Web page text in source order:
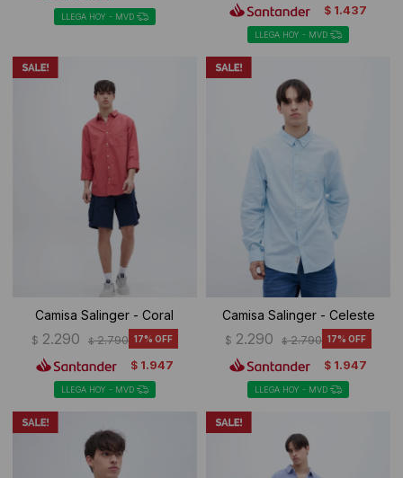
LLEGA HOY - MVD $ 1.437
LLEGA HOY - MVD
Camisa Salinger - Coral
$ 2.290 $ 2.790 17
$ 1.947
LLEGA HOY - MVD
Camisa Salinger - Celeste
$ 2.290 $ 2.790 17
$ 1.947
LLEGA HOY - MVD